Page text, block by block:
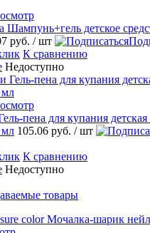
Шампунь+гель детское
руб. / шт
К сравнению
Недоступно
пена для купания детская
мл 105.06 руб. / шт
К сравнению
Недоступно
товары